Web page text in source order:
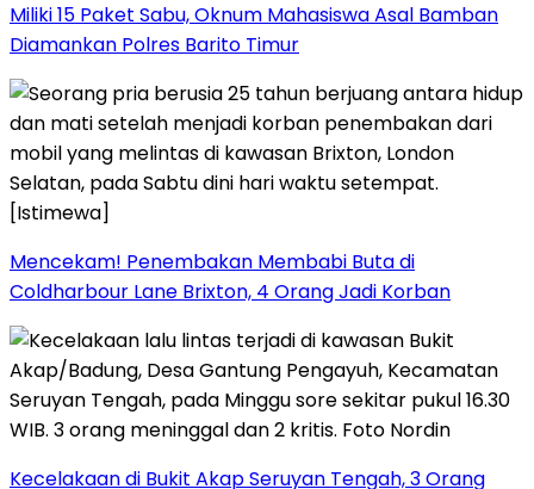
Miliki 15 Paket Sabu, Oknum Mahasiswa Asal Bamban
Diamankan Polres Barito Timur
Mencekam! Penembakan Membabi Buta di
Coldharbour Lane Brixton, 4 Orang Jadi Korban
Kecelakaan di Bukit Akap Seruyan Tengah, 3 Orang